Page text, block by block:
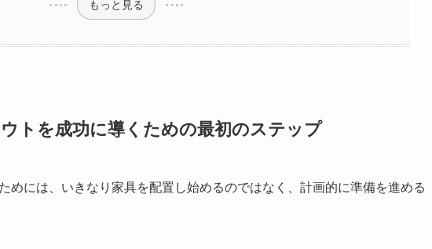
もっと見る
トを成功に導くための最初のステップ
めには、いきなり家具を配置し始めるのではなく、計画的に準備を進める